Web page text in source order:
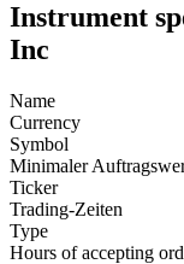
Instrument
Inc
Name
Currency
Symbol
Minimaler
Ticker
Trading-Zeiten
Type
Hours of accepting